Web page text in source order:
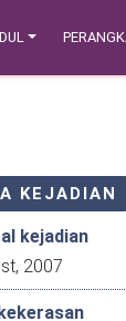
KEJADIAN
kejadian
7 August, 2007